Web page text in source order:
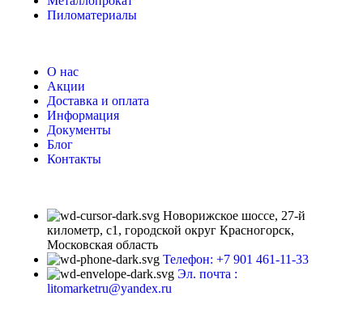
Пиломатериалы
О нас
Акции
Доставка и оплата
Информация
Документы
Блог
Контакты
Новорижское шоссе, 27-й
километр, с1, городской округ Красногорск,
Московская область
Телефон: +7 901 461-11-33
Эл. почта :
litomarketru@yandex.ru